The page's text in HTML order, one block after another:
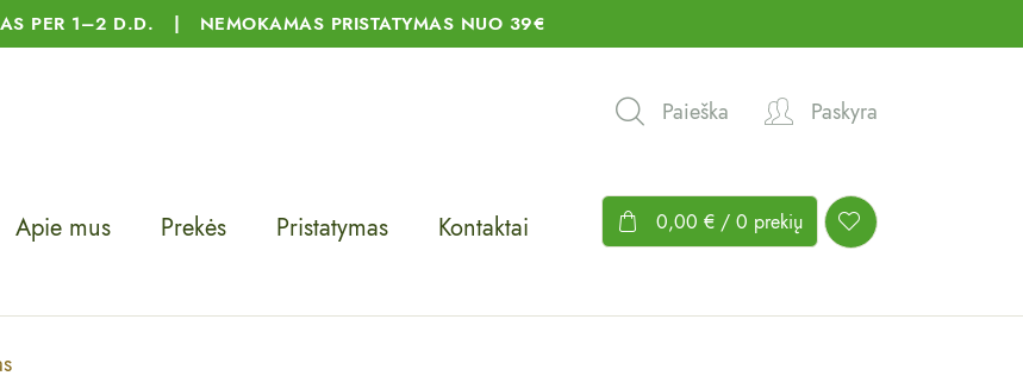
PER 1–2 D.D. | NEMOKAMAS PRISTATYMAS NUO 39€
Paieška Paskyra
Apie mus Prekės Pristatymas Kontaktai 0,00 € / 0 prekių